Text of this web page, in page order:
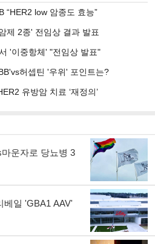
“HER2 low 암종도 효능”
제 2종' 전임상 결과 발표
'이중항체' "전임상 발표"
허셉틴 '우위' 포인트는?
유방암 치료 ‘재정의’
운자로 당뇨병 3
베일 'GBA1 AAV'